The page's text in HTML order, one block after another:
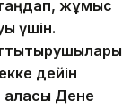
жұмыс
үшін.
дейін
Дене